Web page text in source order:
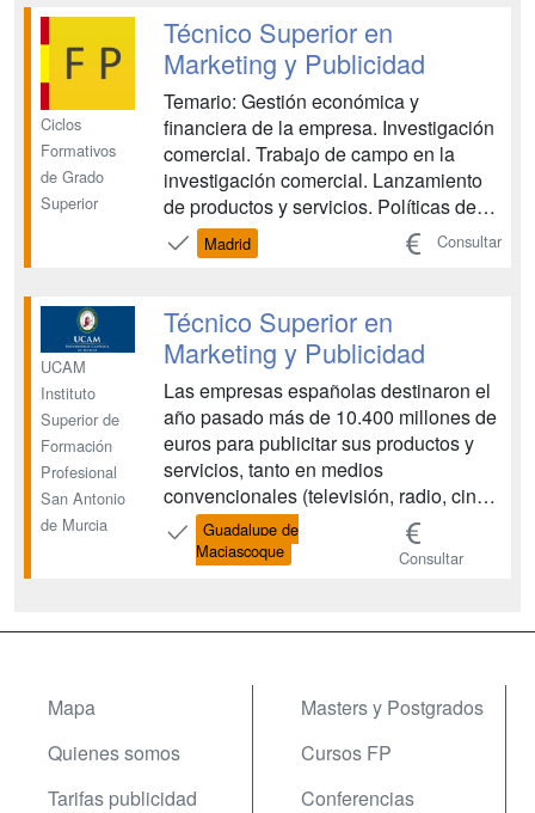
adecuados, elaborando los materiales
Ciclos
Formativos
de Grado
Superior
Técnico Superior en
Marketing y Publicidad
Temario: Gestión económica y
financiera de la empresa. Investigación
comercial. Trabajo de campo en la
investigación comercial. Lanzamiento
de productos y servicios. Políticas de
marketing. Medios y soportes de
comunicación. Atención al cliente,
Diseño y elaboración de material de
comunicación. Relaciones Pú...
Madrid Consultar
UCAM
Instituto
Superior de
Formación
Profesional
San Antonio
de Murcia
Técnico Superior en
Marketing y Publicidad
Las empresas españolas destinaron el
año pasado más de 10.400 millones de
euros para publicitar sus productos y
servicios, tanto en medios
convencionales (televisión, radio, cine,
diarios) como no convencionales
(campañas de mail, marketing,
publicidad en el lugar de venta,
sociales, móviles). Los planes de...
Guadalupe de
Maciascoque
Consultar
Mapa
Quienes somos
Tarifas publicidad
Masters y Postgrados
Cursos FP
Conferencias